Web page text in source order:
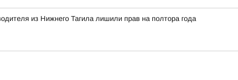
из Нижнего Тагила лишили прав на полтора года